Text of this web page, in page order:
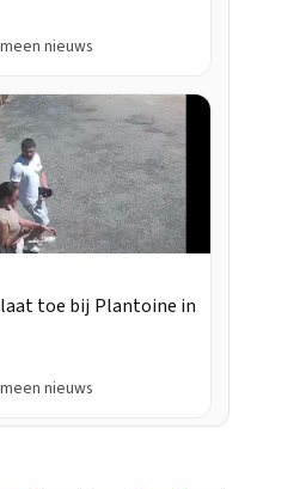
nieuws
toe bij Plantoine in
nieuws